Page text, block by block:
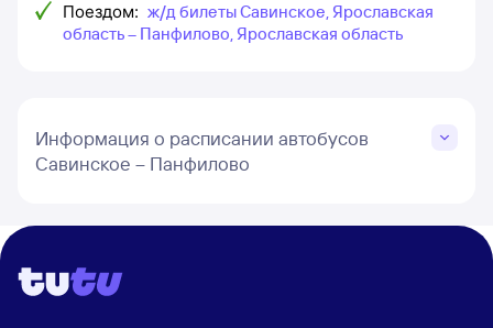
Поездом: ж/д билеты Савинское, Ярославская
область – Панфилово, Ярославская область
Информация о расписании автобусов
Савинское – Панфилово